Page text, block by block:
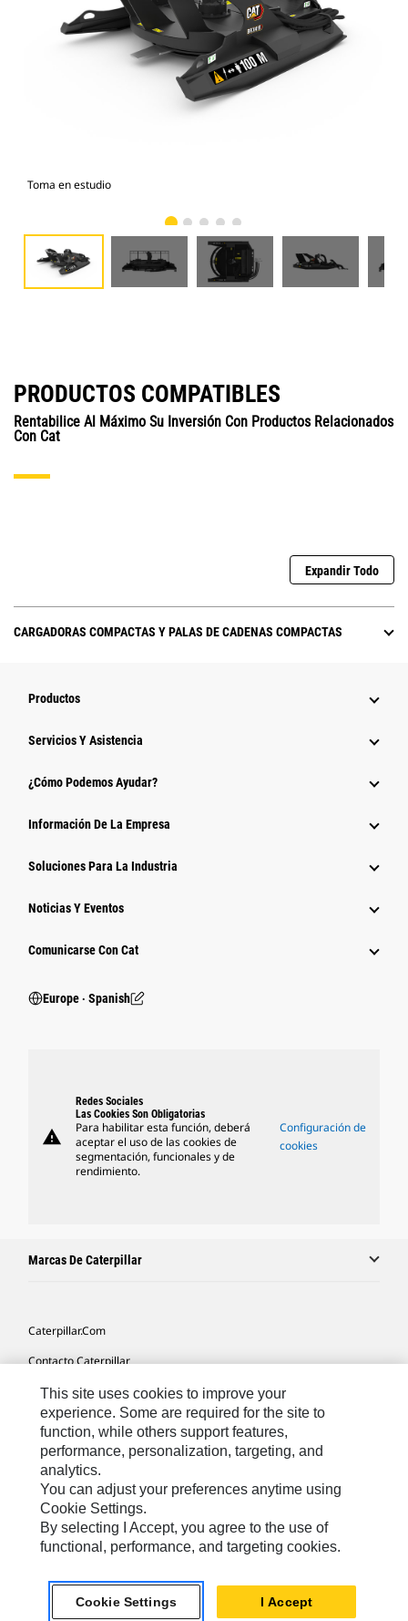
Toma en estudio
PRODUCTOS COMPATIBLES
Rentabilice Al Máximo Su Inversión Con Productos Relacionados
Con Cat
Expandir Todo
CARGADORAS COMPACTAS Y PALAS DE CADENAS COMPACTAS
Productos
Servicios Y Asistencia
¿Cómo Podemos Ayudar?
Información De La Empresa
Soluciones Para La Industria
Noticias Y Eventos
Comunicarse Con Cat
Europe ‧ Spanish
warning
Redes Sociales
Las Cookies Son Obligatorias
Para habilitar esta función, deberá
aceptar el uso de las cookies de
segmentación, funcionales y de
rendimiento.
Configuración de
cookies
Marcas De Caterpillar
Caterpillar.com
Contacto Caterpillar
Mis Preferencias De Marketing
Mapa Del Sitio
Cookie Settings
Aviso Legal
Privacidad
Europe-Spanish© 2026 Caterpillar. Reservados todos los derechos
This site uses cookies to improve your
experience. Some are required for the site to
function, while others support features,
performance, personalization, targeting, and
analytics.
You can adjust your preferences anytime using
Cookie Settings.
By selecting I Accept, you agree to the use of
functional, performance, and targeting cookies.
Cookie Settings I Accept